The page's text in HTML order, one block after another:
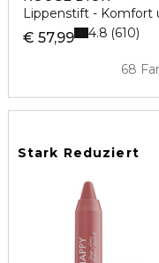
Lippenstift - Komfort
€ 57,99
68
4.8 610
Stark Reduziert